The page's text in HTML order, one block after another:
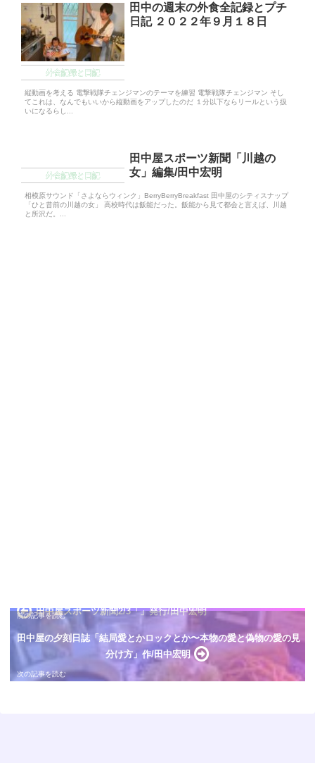
外食記録と日記
田中の週末の外食全記録とプチ
日記 ２０２２年９月１８日
縦動画を考える 電撃戦隊チェンジマンのテーマを練習 電撃戦隊チェンジマン そし
てこれは、なんでもいいから縦動画をアップしたのだ １分以下ならリールという扱
いになるらし...
外食記録と日記
田中屋スポーツ新聞「川越の
女」編集/田中宏明
相模原サウンド「さよならウィンク」BerryBerryBreakfast 田中屋のシティスナップ
「ひと昔前の川越の女」 高校時代は飯能だった。飯能から見て都会と言えば、川越
と所沢だ。...
田中屋スポーツ新聞2/3「」発行/田中宏明
田中屋の夕刻日誌「結局愛とかロックとか〜本物の愛と偽物の愛の見
分け方」作/田中宏明